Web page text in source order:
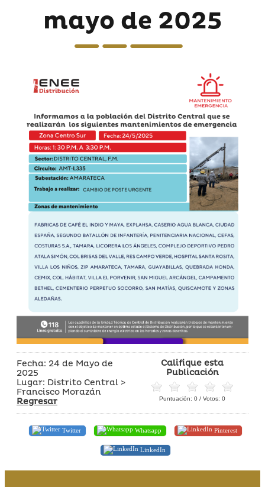
mayo de 2025
Fecha: 24 de Mayo de
2025
Lugar: Distrito Central >
Francisco Morazán
Regresar
Califique esta
Publicación
Puntuación: 0 / Votos: 0
Twitter Whatsapp Pinterest
LinkedIn